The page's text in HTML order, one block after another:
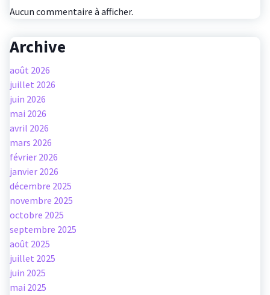
Aucun commentaire à afficher.
Archive
août 2026
juillet 2026
juin 2026
mai 2026
avril 2026
mars 2026
février 2026
janvier 2026
décembre 2025
novembre 2025
octobre 2025
septembre 2025
août 2025
juillet 2025
juin 2025
mai 2025